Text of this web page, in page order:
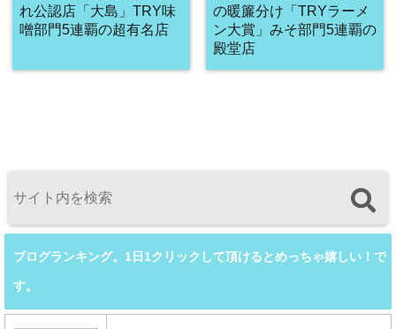
れ公認店「大島」TRY味
噌部門5連覇の超有名店
の暖簾分け「TRYラーメ
ン大賞」みそ部門5連覇の
殿堂店
ブログランキング。1日1クリックして頂けるとめっちゃ嬉しい！で
す。